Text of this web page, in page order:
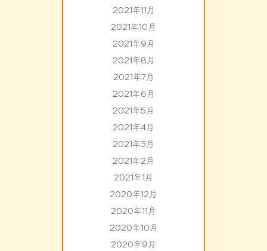
2021年11月
2021年10月
2021年9月
2021年8月
2021年7月
2021年6月
2021年5月
2021年4月
2021年3月
2021年2月
2021年1月
2020年12月
2020年11月
2020年10月
2020年9月